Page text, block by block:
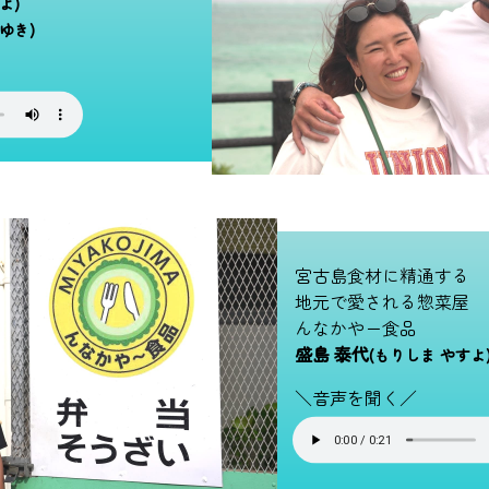
き)
宮古島食材に精通する
地元で愛される惣菜屋
んなかやー食品
盛島 泰代(もりしま やす
＼音声を聞く／